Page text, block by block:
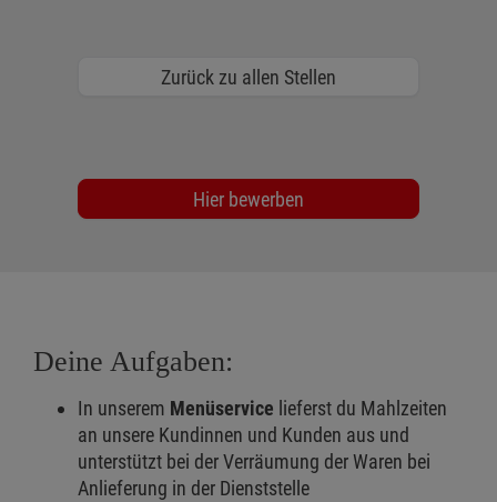
Zurück zu allen Stellen
Hier bewerben
Deine Aufgaben:
In unserem Menüservice lieferst du Mahlzeiten
an unsere Kundinnen und Kunden aus und
unterstützt bei der Verräumung der Waren bei
Anlieferung in der Dienststelle